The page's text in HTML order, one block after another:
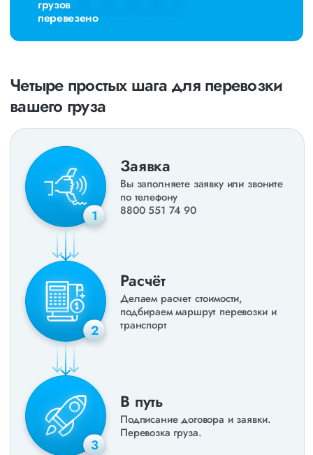
грузов
перевезено
Четыре простых шага для перевозки
вашего груза
1
Заявка
Вы заполняете заявку или звоните
по телефону
8800 551 74 90
2
Расчёт
Делаем расчет стоимости,
подбираем маршрут перевозки и
транспорт
3
В путь
Подписание договора и заявки.
Перевозка груза.